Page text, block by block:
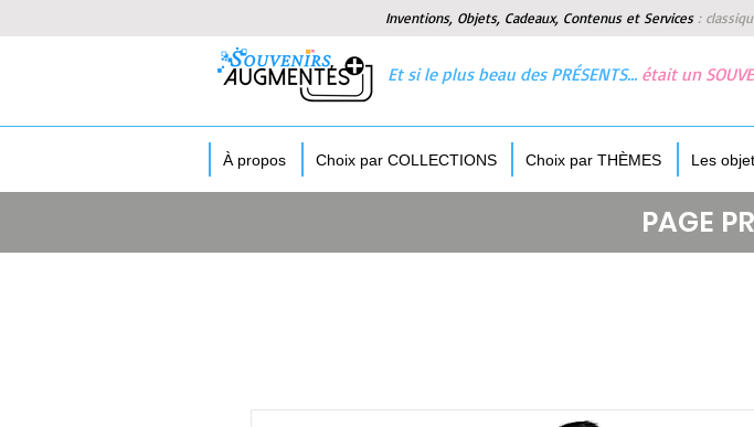
Inventions, Objets, Cadeaux, Contenus et Services :
Et si le plus beau des PRÉSENTS… était un
À propos Choix par COLLECTIONS Choix par THÈMES Les
PAGE